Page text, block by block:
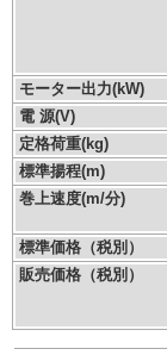
モーター出力(kW)
電 源(V)
定格荷重(kg)
標準揚程(m)
巻上速度(m/分)
標準価格（税別）
販売価格（税別）